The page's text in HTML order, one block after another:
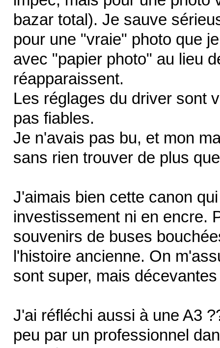
bazar total). Je sauve
pour une "vraie" photo que
avec "papier photo" au lieu
réapparaissent.
Les réglages du driver sont
pas fiables.
Je n'avais pas bu, et mon
sans rien trouver de plus
J'aimais bien cette canon
investissement ni en encre.
souvenirs de buses
l'histoire ancienne. On
sont super, mais
J'ai réfléchi aussi à une A3
peu par un professionnel